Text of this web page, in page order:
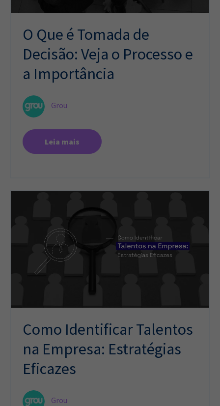
O Que é Tomada de
Decisão: Veja o Processo e
a Importância
Grou
Leia mais
Como Identificar Talentos
na Empresa: Estratégias
Eficazes
Grou